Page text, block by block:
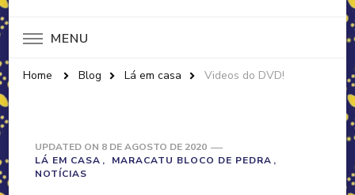
MENU
Home Blog Lá em casa Videos do DVD!
UPDATED ON 8 DE AGOSTO DE 2020
LÁ EM CASA
MARACATU BLOCO DE PEDRA
NOTÍCIAS